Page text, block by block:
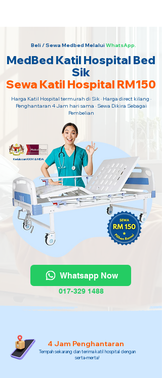
Beli / Sewa Medbed Melalui WhatsApp.
MedBed Katil Hospital Bed
Sik
Sewa Katil Hospital RM150
Harga Katil Hospital termurah di Sik · Harga direct kilang ·
Penghantaran 4 Jam hari sama · Sewa Dikira Sebagai
Pembelian
Kelulusan KKM & MDA
Whatsapp Now
017-329 1488
4 Jam Penghantaran
Tempah sekarang dan terima katil hospital dengan
serta-merta!